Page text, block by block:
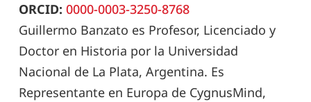
ORCID: 0000-0003-3250-8768
Guillermo Banzato es Profesor, Licenciado y
Doctor en Historia por la Universidad
Nacional de La Plata, Argentina. Es
Representante en Europa de CygnusMind,